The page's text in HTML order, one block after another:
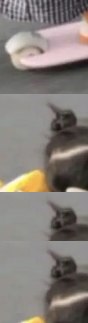
秘密
带一
数据
消除
当 cel
数据
除开
/ Z
器，
No
E这
/
且全
本该
，一
的版
。 De
显
com
。git
Delt
分
Spac
Spa
，支
面
的经
括：
、写
Muse
些后
。整个
难度
。
T
拷贝
层基
景的
技术
署，